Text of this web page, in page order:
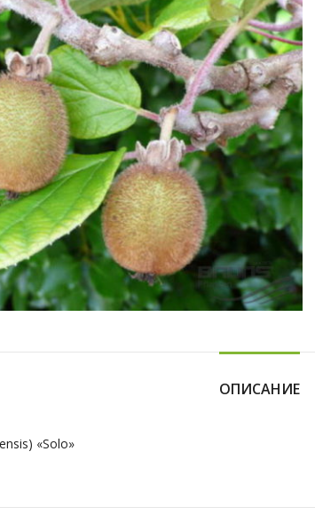
ОПИСАНИЕ
«Solo»